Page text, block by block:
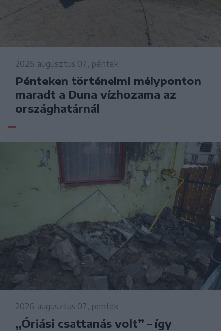
2026. augusztus 07., péntek
Pénteken történelmi mélyponton
maradt a Duna vízhozama az
országhatárnál
2026. augusztus 07., péntek
„Óriási csattanás volt” – így